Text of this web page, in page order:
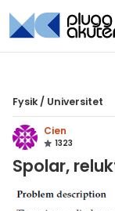
Fysik / Universitet
Cien
1323
Spolar,
& Bygg